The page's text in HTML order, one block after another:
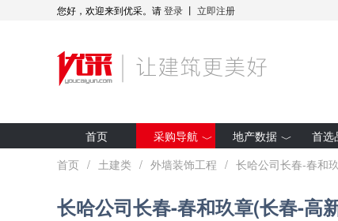
您好，欢迎来到优采。请登录 丨 立即注册
首页
采购导航
最新招标
采购人动态
地产数据
房企拿地
全装修项目
首选
首页 / 土建类 / 外墙装饰工程 / 长哈公司长春-春和
长哈公司长春-春和玖章(长春-高